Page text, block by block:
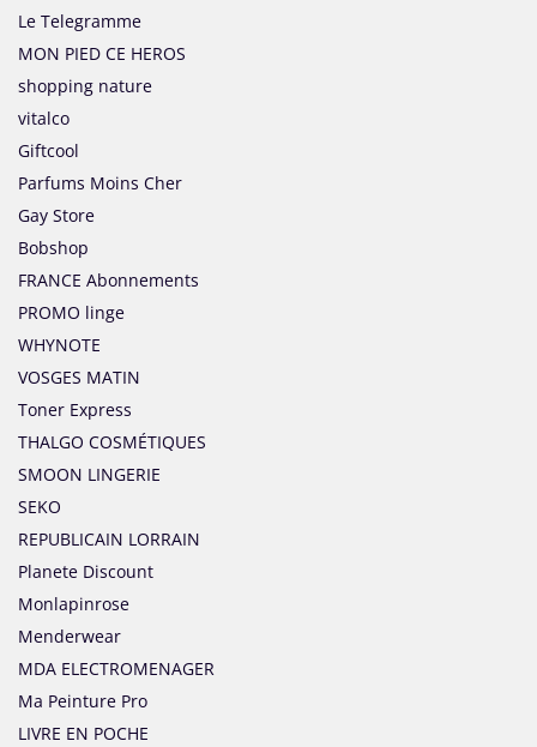
Le Telegramme
MON PIED CE HEROS
shopping nature
vitalco
Giftcool
Parfums Moins Cher
Gay Store
Bobshop
FRANCE Abonnements
PROMO linge
WHYNOTE
VOSGES MATIN
Toner Express
THALGO COSMÉTIQUES
SMOON LINGERIE
SEKO
REPUBLICAIN LORRAIN
Planete Discount
Monlapinrose
Menderwear
MDA ELECTROMENAGER
Ma Peinture Pro
LIVRE EN POCHE